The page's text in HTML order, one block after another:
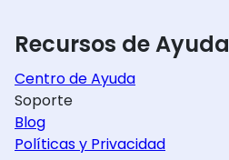
Recursos de Ayuda
Centro de Ayuda
Soporte
Blog
Políticas y Privacidad